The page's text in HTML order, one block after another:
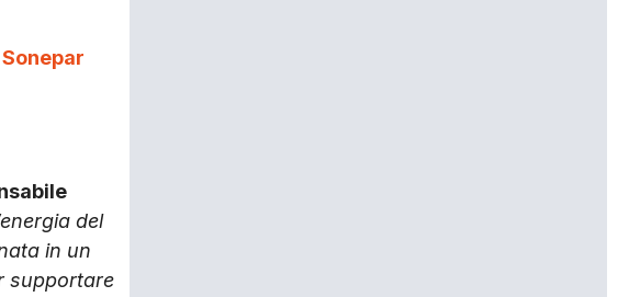
Sonepar
del
in un
supportare